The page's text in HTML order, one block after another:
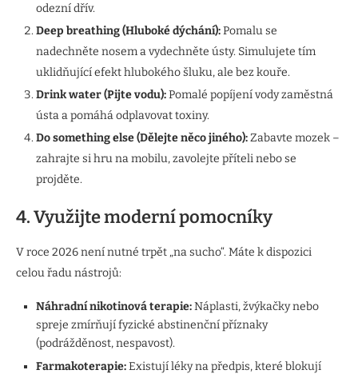
odezní dřív.
Deep breathing (Hluboké dýchání):Pomalu se
nadechněte nosem a vydechněte ústy. Simulujete tím
uklidňující efekt hlubokého šluku, ale bez kouře.
Drink water (Pijte vodu):Pomalé popíjení vody zaměstná
ústa a pomáhá odplavovat toxiny.
Do something else (Dělejte něco jiného):Zabavte mozek –
zahrajte si hru na mobilu, zavolejte příteli nebo se
projděte.
4. Využijte moderní pomocníky
V roce 2026 není nutné trpět „na sucho“. Máte k dispozici
celou řadu nástrojů:
Náhradní nikotinová terapie:Náplasti, žvýkačky nebo
spreje zmírňují fyzické abstinenční příznaky
(podrážděnost, nespavost).
Farmakoterapie:Existují léky na předpis, které blokují